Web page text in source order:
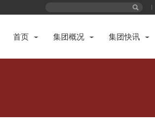
首页 集团概况 集团快讯